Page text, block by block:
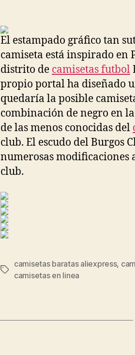
El estampado gráfico tan
camiseta está inspirado en
distrito de camisetas futbol
propio portal ha diseñado
quedaría la posible
combinación de negro en
de las menos conocidas del
club. El escudo del Burgos
numerosas modificaciones
club.
Etiquetas
camisetas baratas aliexpress,
camisetas en linea